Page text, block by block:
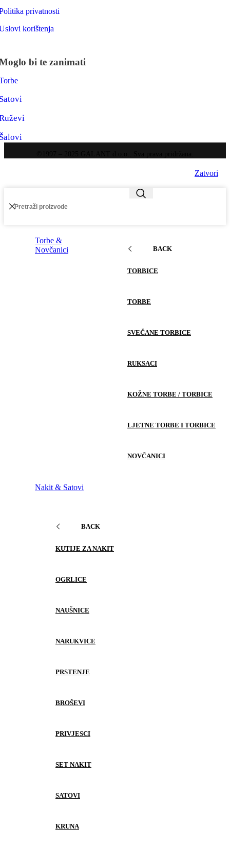
privatnosti
korištenja
bi te zanimati
Zatvori
Torbe &
Novčanici
BACK
TORBICE
TORBE
SVEČANE TORBICE
RUKSACI
KOŽNE TORBE / TORBICE
LJETNE TORBE I TORBICE
NOVČANICI
Nakit & Satovi
BACK
KUTIJE ZA NAKIT
OGRLICE
NAUŠNICE
NARUKVICE
PRSTENJE
BROŠEVI
PRIVJESCI
SET NAKIT
SATOVI
KRUNA